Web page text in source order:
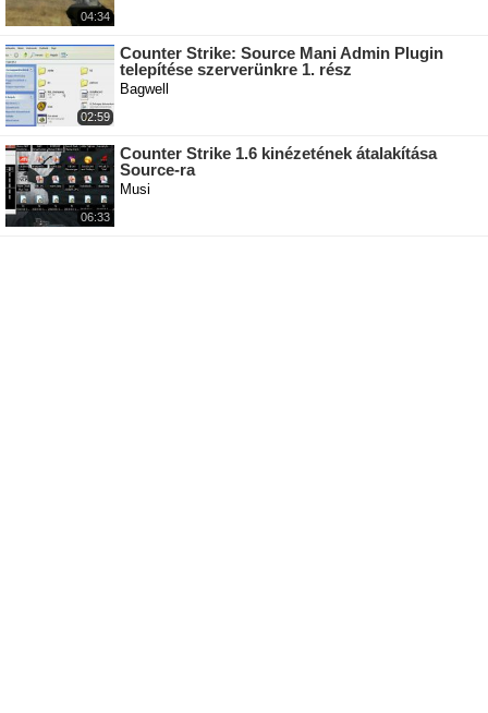
04:34
02:59
Counter Strike: Source Mani Admin Plugin
telepítése szerverünkre 1. rész
Bagwell
06:33
Counter Strike 1.6 kinézetének átalakítása
Source-ra
Musi